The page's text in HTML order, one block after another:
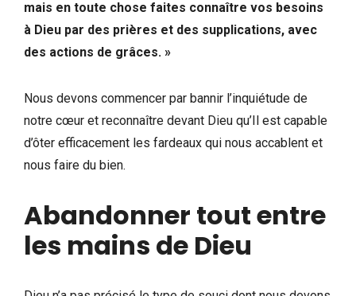
mais en toute chose faites connaître vos besoins
à Dieu par des prières et des supplications, avec
des actions de grâces. »
Nous devons commencer par bannir l’inquiétude de
notre cœur et reconnaître devant Dieu qu’Il est capable
d’ôter efficacement les fardeaux qui nous accablent et
nous faire du bien.
Abandonner tout entre
les mains de Dieu